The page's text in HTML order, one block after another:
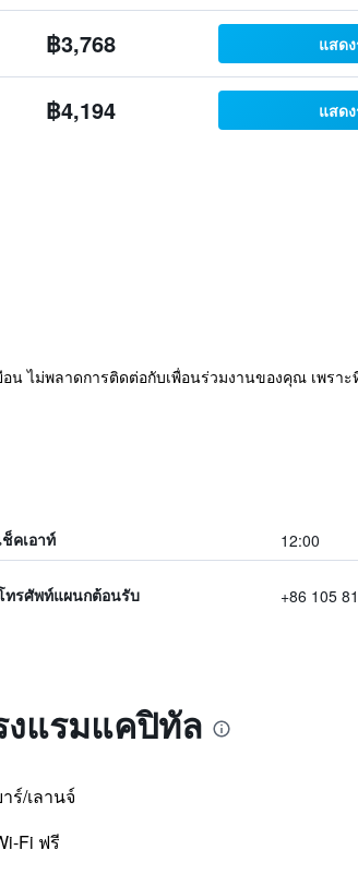
฿3,768 แสด
฿4,194 แสด
ไม่พลาดการติดต่อกับเพื่อนร่วมงานของคุณ เพราะ
ช็คเอาท์ 12:00
ทรศัพท์แผนกต้อนรับ +86 105
งแรมแคปิทัล
ร์/เลานจ์
Fi ฟรี